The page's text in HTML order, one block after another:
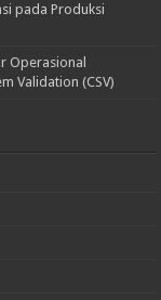
pada Produksi
Operasional
Validation (CSV)